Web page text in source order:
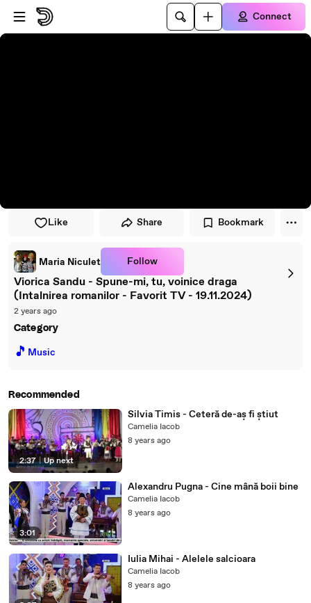
Skip to player
Skip to main content
Connect
Like Share Bookmark
Maria Niculet Follow
Viorica Sandu - Spune-mi, tu, voinice draga
(Intalnirea romanilor - Favorit TV - 19.11.2024)
2 years ago
Category
🎵 Music
Recommended
2:37 | Up next
Silvia Timis - Ceteră de-aș fi știut
Camelia Iacob
8 years ago
3:01
Alexandru Pugna - Cine mână boii bine
Camelia Iacob
8 years ago
Iulia Mihai - Alelele salcioara
Camelia Iacob
8 years ago